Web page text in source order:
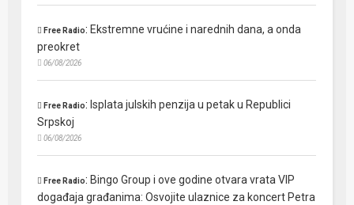
Free Radio: Ekstremne vrućine i narednih dana, a onda
preokret
06/08/2026
Free Radio: Isplata julskih penzija u petak u Republici
Srpskoj
06/08/2026
Free Radio: Bingo Group i ove godine otvara vrata VIP
događaja građanima: Osvojite ulaznice za koncert Petra